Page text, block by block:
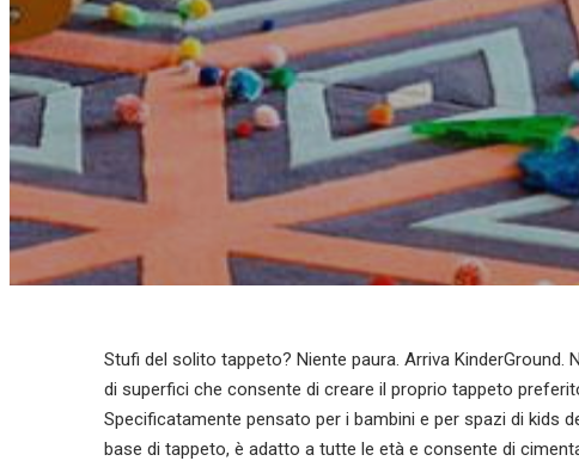
Stufi del solito tappeto? Niente paura. Arriva
di superfici che consente di creare il proprio tappeto
Specificatamente pensato per i bambini e per spazi di kids
base di tappeto, è adatto a tutte le età e consente di